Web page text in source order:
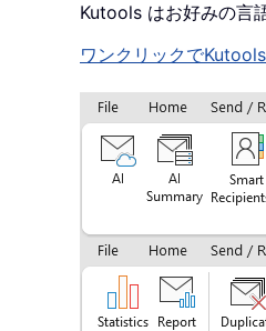
Kutools はお好みの言
ワンクリックで